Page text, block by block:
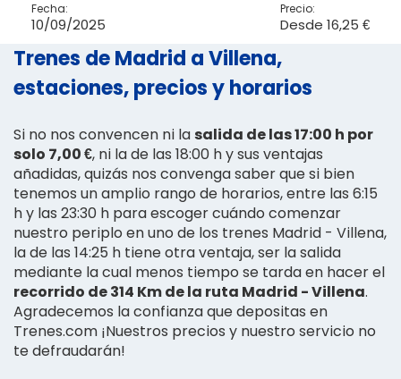
Fecha:
10/09/2025
Precio:
Desde 16,25 €
Trenes de Madrid a Villena,
estaciones, precios y horarios
Si no nos convencen ni lasalida de las 17:00 h por
solo 7,00 €, ni la de las 18:00 h y sus ventajas
añadidas, quizás nos convenga saber que si bien
tenemos un amplio rango de horarios, entre las 6:15
h y las 23:30 h para escoger cuándo comenzar
nuestro periplo en uno de los trenes Madrid - Villena,
la de las 14:25 h tiene otra ventaja, ser la salida
mediante la cual menos tiempo se tarda en hacer el
recorrido de 314 Km de la ruta Madrid - Villena.
Agradecemos la confianza que depositas en
Trenes.com ¡Nuestros precios y nuestro servicio no
te defraudarán!